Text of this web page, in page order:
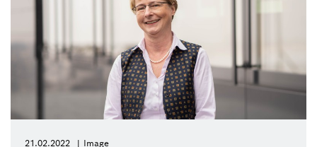
21.02.2022 Image